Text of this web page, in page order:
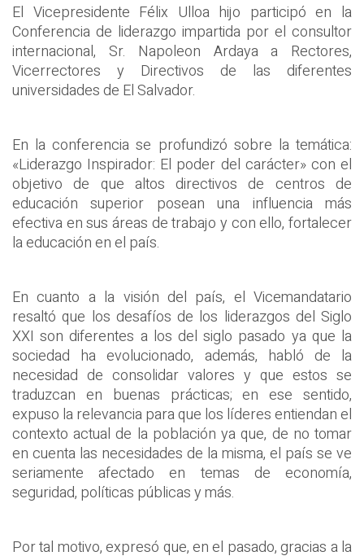
El Vicepresidente Félix Ulloa hijo participó en la
Conferencia de liderazgo impartida por el consultor
internacional, Sr. Napoleon Ardaya a Rectores,
Vicerrectores y Directivos de las diferentes
universidades de El Salvador.
En la conferencia se profundizó sobre la temática:
«Liderazgo Inspirador: El poder del carácter» con el
objetivo de que altos directivos de centros de
educación superior posean una influencia más
efectiva en sus áreas de trabajo y con ello, fortalecer
la educación en el país.
En cuanto a la visión del país, el Vicemandatario
resaltó que los desafíos de los liderazgos del Siglo
XXI son diferentes a los del siglo pasado ya que la
sociedad ha evolucionado, además, habló de la
necesidad de consolidar valores y que estos se
traduzcan en buenas prácticas; en ese sentido,
expuso la relevancia para que los líderes entiendan el
contexto actual de la población ya que, de no tomar
en cuenta las necesidades de la misma, el país se ve
seriamente afectado en temas de economía,
seguridad, políticas públicas y más.
Por tal motivo, expresó que, en el pasado, gracias a la